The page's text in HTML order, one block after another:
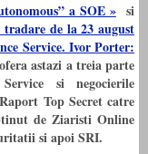
a SOE »si
de la 23 august
Service. Ivor Porter:
astazi a treia parte
si negocierile
Raport Top Secret catre
de Ziaristi Online
si apoi SRI.